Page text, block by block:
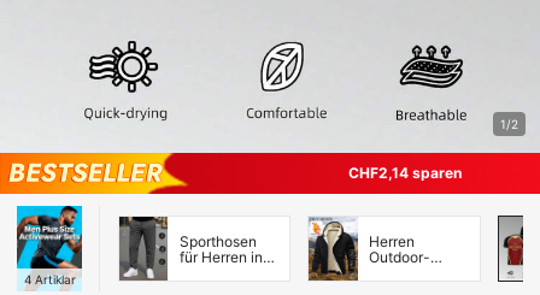
1/2
CHF2,14 sparen
4 Artiklar
Sporthosen
für Herren in
Herren
Outdoor-